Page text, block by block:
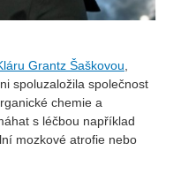
Grantz Šaškovou
spoluzaložila společnost
chemie a
s léčbou například
mozkové atrofie nebo